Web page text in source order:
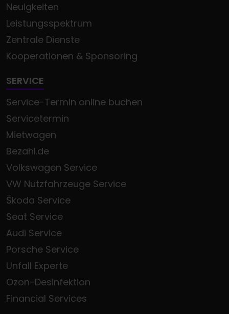
Neuigkeiten
Leistungsspektrum
Zentrale Dienste
Kooperationen & Sponsoring
SERVICE
Service-Termin online buchen
Servicetermin
Mietwagen
Bezahl.de
Volkswagen Service
VW Nutzfahrzeuge Service
Škoda Service
Seat Service
Audi Service
Porsche Service
Unfall Experte
Ozon-Desinfektion
Financial Services